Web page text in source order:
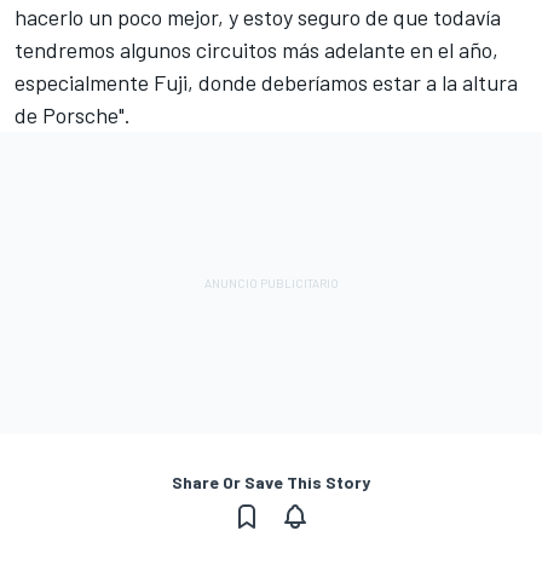
hacerlo un poco mejor, y estoy seguro de que todavía
tendremos algunos circuitos más adelante en el año,
especialmente Fuji, donde deberíamos estar a la altura
de Porsche".
Share Or Save This Story